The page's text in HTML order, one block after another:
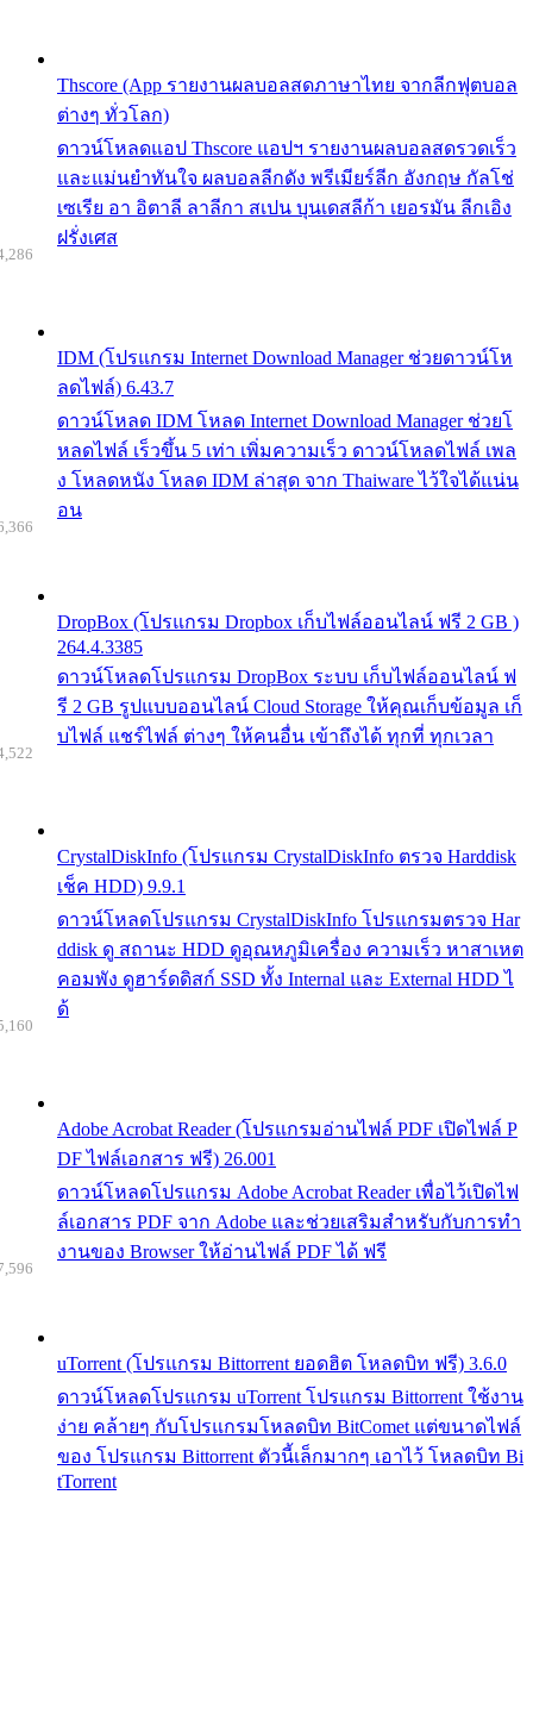
Thscore (App รายงานผลบอลสดภาษาไทย จากลีกฟุตบอล
ต่างๆ ทั่วโลก)
ดาวน์โหลดแอป Thscore แอปฯ รายงานผลบอลสดรวดเร็ว
และแม่นยำทันใจ ผลบอลลีกดัง พรีเมียร์ลีก อังกฤษ กัลโช่
เซเรีย อา อิตาลี ลาลีกา สเปน บุนเดสลีก้า เยอรมัน ลีกเอิง
ฝรั่งเศส
IDM (โปรแกรม Internet Download Manager ช่วยดาวน์โห
ลดไฟล์) 6.43.7
ดาวน์โหลด IDM โหลด Internet Download Manager ช่วยโ
หลดไฟล์ เร็วขึ้น 5 เท่า เพิ่มความเร็ว ดาวน์โหลดไฟล์ เพล
ง โหลดหนัง โหลด IDM ล่าสุด จาก Thaiware ไว้ใจได้แน่น
อน
DropBox (โปรแกรม Dropbox เก็บไฟล์ออนไลน์ ฟรี 2 GB )
264.4.3385
ดาวน์โหลดโปรแกรม DropBox ระบบ เก็บไฟล์ออนไลน์ ฟ
รี 2 GB รูปแบบออนไลน์ Cloud Storage ให้คุณเก็บข้อมูล เก็
บไฟล์ แชร์ไฟล์ ต่างๆ ให้คนอื่น เข้าถึงได้ ทุกที่ ทุกเวลา
CrystalDiskInfo (โปรแกรม CrystalDiskInfo ตรวจ Harddisk
เช็ค HDD) 9.9.1
ดาวน์โหลดโปรแกรม CrystalDiskInfo โปรแกรมตรวจ Har
ddisk ดู สถานะ HDD ดูอุณหภูมิเครื่อง ความเร็ว หาสาเหต
คอมพัง ดูฮาร์ดดิสก์ SSD ทั้ง Internal และ External HDD ไ
ด้
Adobe Acrobat Reader (โปรแกรมอ่านไฟล์ PDF เปิดไฟล์ P
DF ไฟล์เอกสาร ฟรี) 26.001
ดาวน์โหลดโปรแกรม Adobe Acrobat Reader เพื่อไว้เปิดไฟ
ล์เอกสาร PDF จาก Adobe และช่วยเสริมสำหรับกับการทำ
งานของ Browser ให้อ่านไฟล์ PDF ได้ ฟรี
uTorrent (โปรแกรม Bittorrent ยอดฮิต โหลดบิท ฟรี) 3.6.0
ดาวน์โหลดโปรแกรม uTorrent โปรแกรม Bittorrent ใช้งาน
ง่าย คล้ายๆ กับโปรแกรมโหลดบิท BitComet แต่ขนาดไฟล์
ของ โปรแกรม Bittorrent ตัวนี้เล็กมากๆ เอาไว้ โหลดบิท Bi
tTorrent